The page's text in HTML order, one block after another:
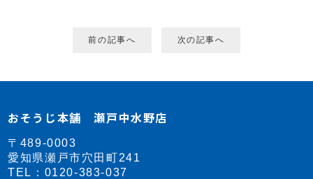
前の記事へ 次の記事へ
おそうじ本舗 瀬戸中水野店
〒489-0003
愛知県瀬戸市穴田町241
TEL： 0120-383-037